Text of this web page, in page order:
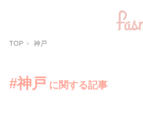
TOP 神戸
#神戸 に関する記事